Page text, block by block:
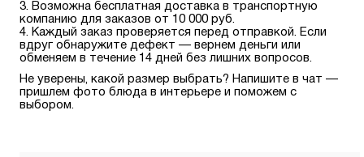
Возможна бесплатная доставка в транспортную
компанию для заказов от 10 000 руб.
Каждый заказ проверяется перед отправкой. Если
вдруг обнаружите дефект — вернем деньги или
обменяем в течение 14 дней без лишних вопросов.
Не уверены, какой размер выбрать? Напишите в чат —
пришлем фото блюда в интерьере и поможем с
выбором.